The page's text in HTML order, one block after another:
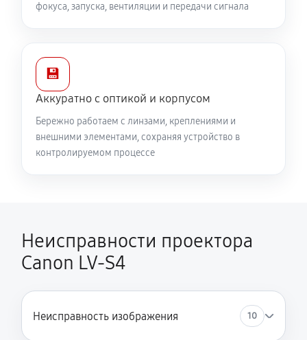
фокуса, запуска, вентиляции и передачи сигнала
💾
Аккуратно с оптикой и корпусом
Бережно работаем с линзами, креплениями и
внешними элементами, сохраняя устройство в
контролируемом процессе
Неисправности проектора
Canon LV-S4
Неисправность изображения 10